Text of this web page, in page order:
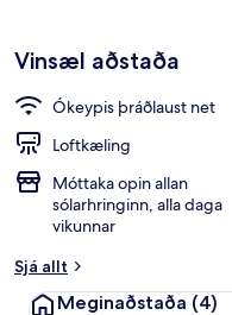
Vinsæl aðstaða
Ókeypis þráðlaust net
Loftkæling
Móttaka opin allan
sólarhringinn, alla daga
vikunnar
Sjá allt
Meginaðstaða (4)